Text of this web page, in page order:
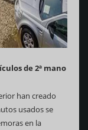
de 2ª mano
han creado
usados se
en la